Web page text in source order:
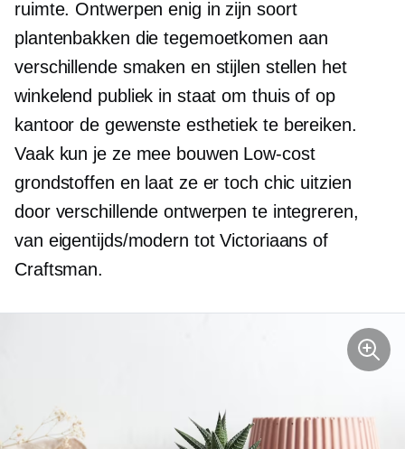
ruimte. Ontwerpenenig in zijn soort
plantenbakken die tegemoetkomen aan
verschillende smaken en stijlen stellen het
winkelend publiek in staat om thuis of op
kantoor de gewenste esthetiek te bereiken.
Vaak kun je ze mee bouwen Low-cost
grondstoffen en laat ze er toch chic uitzien
door verschillende ontwerpen te integreren,
van eigentijds/modern tot Victoriaans of
Craftsman.